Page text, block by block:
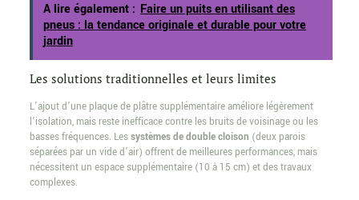
A lire également : Faire un puits en utilisant des
pneus : la tendance originale et durable pour votre
jardin
Les solutions traditionnelles et leurs limites
L’ajout d’une plaque de plâtre supplémentaire améliore légèrement
l’isolation, mais reste inefficace contre les bruits de voisinage ou les
basses fréquences. Lessystèmes de double cloison (deux parois
séparées par un vide d’air) offrent de meilleures performances, mais
nécessitent un espace supplémentaire (10 à 15 cm) et des travaux
complexes.